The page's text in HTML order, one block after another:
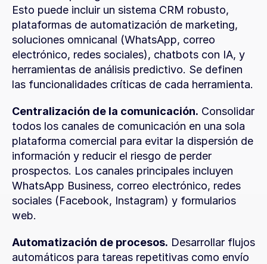
Esto puede incluir un sistema CRM robusto,
plataformas de automatización de marketing,
soluciones omnicanal (WhatsApp, correo
electrónico, redes sociales), chatbots con IA, y
herramientas de análisis predictivo. Se definen
las funcionalidades críticas de cada herramienta.
Centralización de la comunicación. Consolidar
todos los canales de comunicación en una sola
plataforma comercial para evitar la dispersión de
información y reducir el riesgo de perder
prospectos. Los canales principales incluyen
WhatsApp Business, correo electrónico, redes
sociales (Facebook, Instagram) y formularios
web.
Automatización de procesos. Desarrollar flujos
automáticos para tareas repetitivas como envío